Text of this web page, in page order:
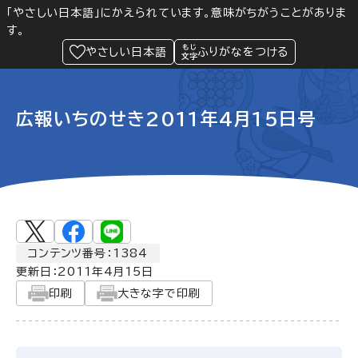
「やさしい日本語」にかえられています。意味がちがうことがありま
す。
やさしい日本語
ふりがなをつける
Language 閲覧支援
緊急情報
広報いちのせき2011年4月15日号
コンテンツ番号：1384
更新日： 2011年4月15日
印刷
大きな字で印刷